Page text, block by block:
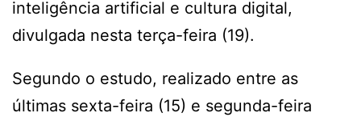
inteligência artificial e cultura digital,
divulgada nesta terça-feira (19).
Segundo o estudo, realizado entre as
últimas sexta-feira (15) e segunda-feira